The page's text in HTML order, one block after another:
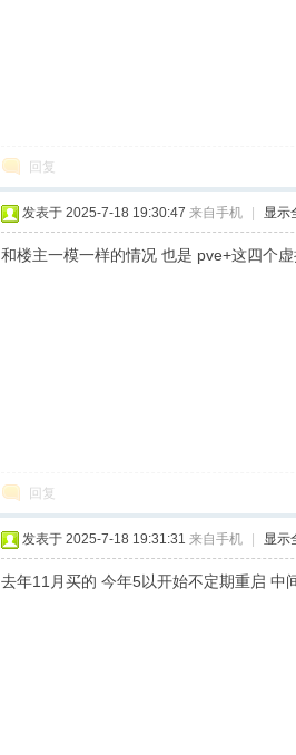
回复
发表于 2025-7-18 19:30:47 来自手机 显示
和楼主一模一样的情况 也是 pve+这四个
回复
发表于 2025-7-18 19:31:31 来自手机 显示
去年11月买的 今年5以开始不定期重启